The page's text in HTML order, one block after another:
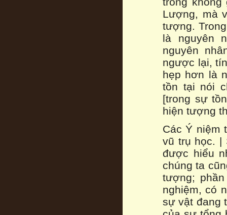
Lượng, mà
tượng.
là nguyên
nguyên
ngược lại,
hẹp hơn là
tồn tại nói
[trong sự
hiện tượng
Các Ý niệm
vũ trụ học. |
được hiểu
chúng ta
tượng;
nghiệm, có
sự vật đang